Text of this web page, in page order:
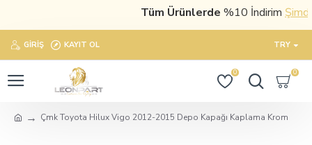
Tüm Ürünlerde%10 İndirimŞimdi
GIRIŞ KAYIT OL TRY
0 0
Çmk Toyota Hilux Vigo 2012-2015 Depo Kapağı Kaplama Krom